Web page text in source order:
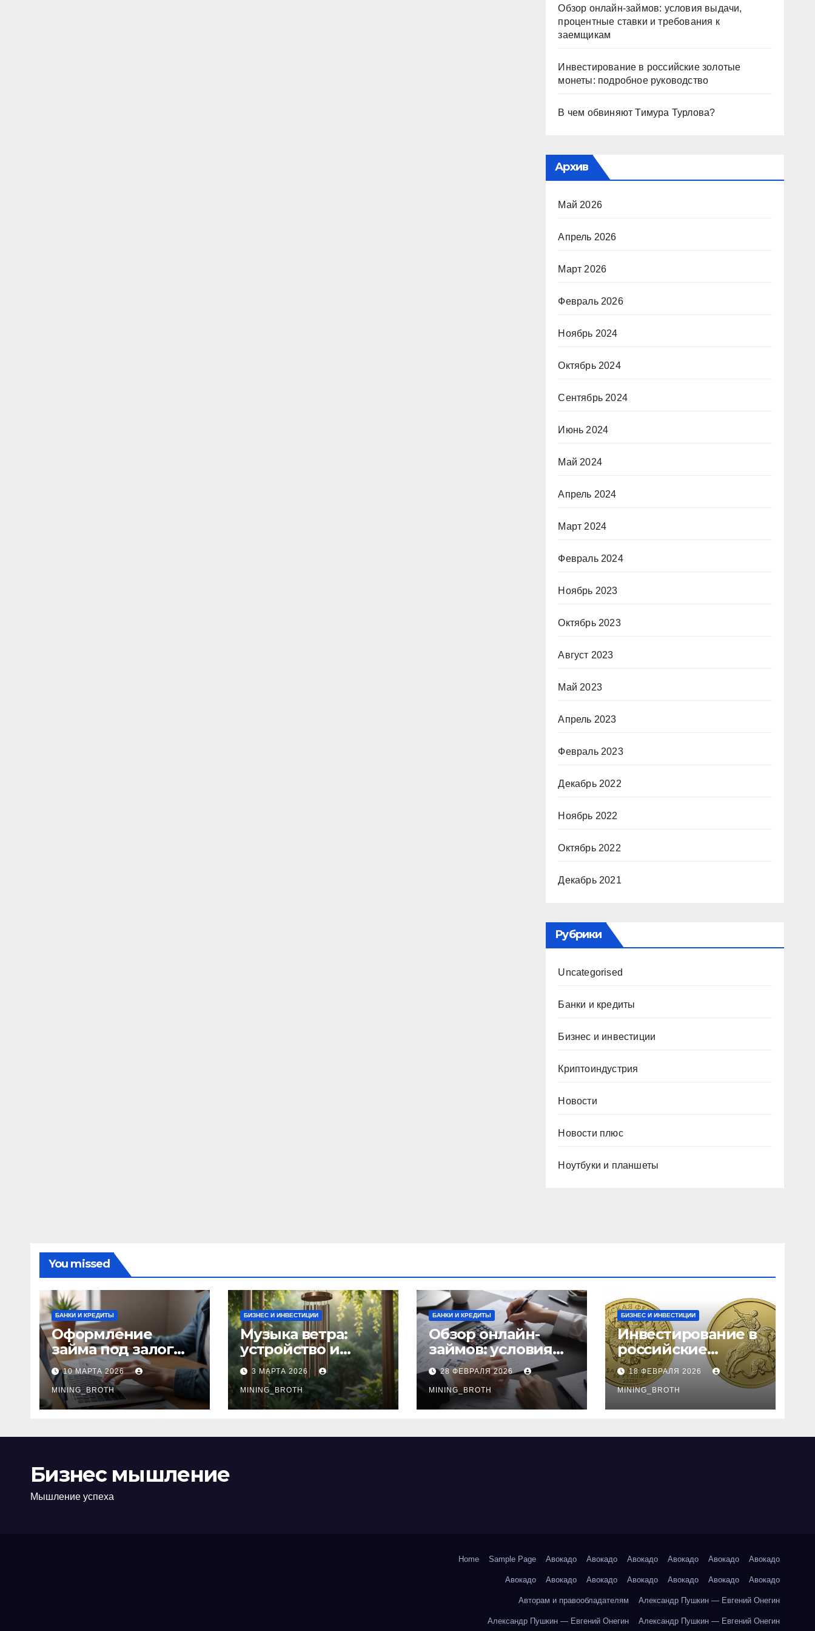
Обзор онлайн-займов: условия выдачи,
процентные ставки и требования к
заемщикам
Инвестирование в российские золотые
монеты: подробное руководство
В чем обвиняют Тимура Турлова?
Архив
Май 2026
Апрель 2026
Март 2026
Февраль 2026
Ноябрь 2024
Октябрь 2024
Сентябрь 2024
Июнь 2024
Май 2024
Апрель 2024
Март 2024
Февраль 2024
Ноябрь 2023
Октябрь 2023
Август 2023
Май 2023
Апрель 2023
Февраль 2023
Декабрь 2022
Ноябрь 2022
Октябрь 2022
Декабрь 2021
Рубрики
Uncategorised
Банки и кредиты
Бизнес и инвестиции
Криптоиндустрия
Новости
Новости плюс
Ноутбуки и планшеты
You missed
БАНКИ И КРЕДИТЫ
Оформление
займа под залог
ПТС онлайн на
карту без визита в
офис: порядок,
требования и
10 МАРТА 2026
MINING_BROTH
БИЗНЕС И ИНВЕСТИЦИИ
Музыка ветра:
устройство и
принципы
звучания
колокольчиков
3 МАРТА 2026
MINING_BROTH
БАНКИ И КРЕДИТЫ
Обзор онлайн-
займов: условия
выдачи,
процентные
ставки и
требования к
28 ФЕВРАЛЯ 2026
MINING_BROTH
БИЗНЕС И ИНВЕСТИЦИИ
Инвестирование в
российские
золотые монеты:
подробное
руководство
18 ФЕВРАЛЯ 2026
MINING_BROTH
Бизнес мышление
Мышление успеха
Home Sample Page Авокадо Авокадо Авокадо Авокадо Авокадо Авокадо
Авокадо Авокадо Авокадо Авокадо Авокадо Авокадо Авокадо
Авторам и правообладателям Александр Пушкин — Евгений Онегин
Александр Пушкин — Евгений Онегин Александр Пушкин — Евгений Онегин